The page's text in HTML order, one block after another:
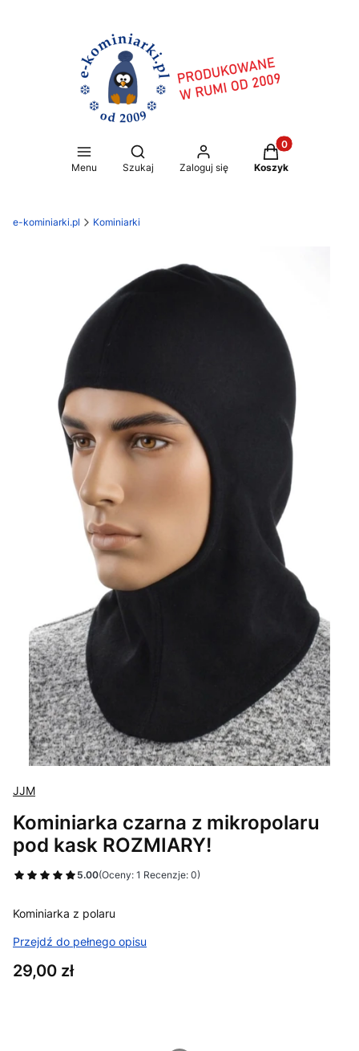
Menu
Otwórz wyszukiwarkę
Szukaj Zaloguj się
Produkty w
Koszyk
e-kominiarki.pl Kominiarki
JJM
Kominiarka czarna z mikropolaru
pod kask ROZMIARY!
5.00(Oceny: 1 Recenzje: 0)
Kominiarka z polaru
Przejdź do pełnego opisu
Cena
29,00 zł